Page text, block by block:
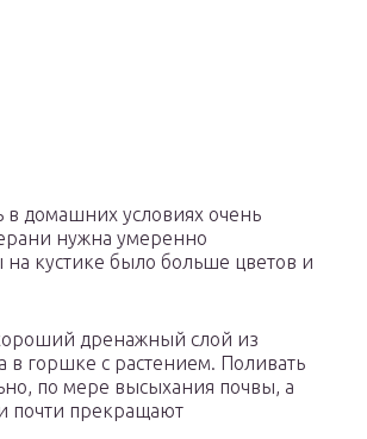
домашних условиях очень
нужна умеренно
на кустике было больше цветов и
дренажный слой из
в горшке с растением. Поливать
по мере высыхания почвы, а
почти прекращают